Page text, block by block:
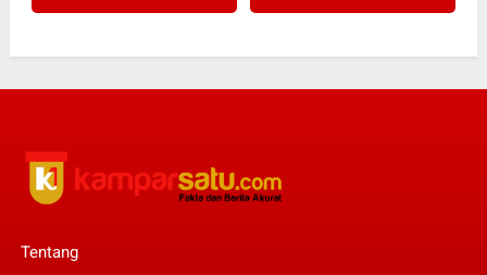
Tentang